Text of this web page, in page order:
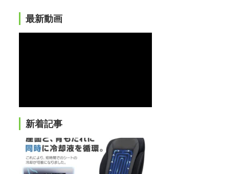
最新動画
新着記事